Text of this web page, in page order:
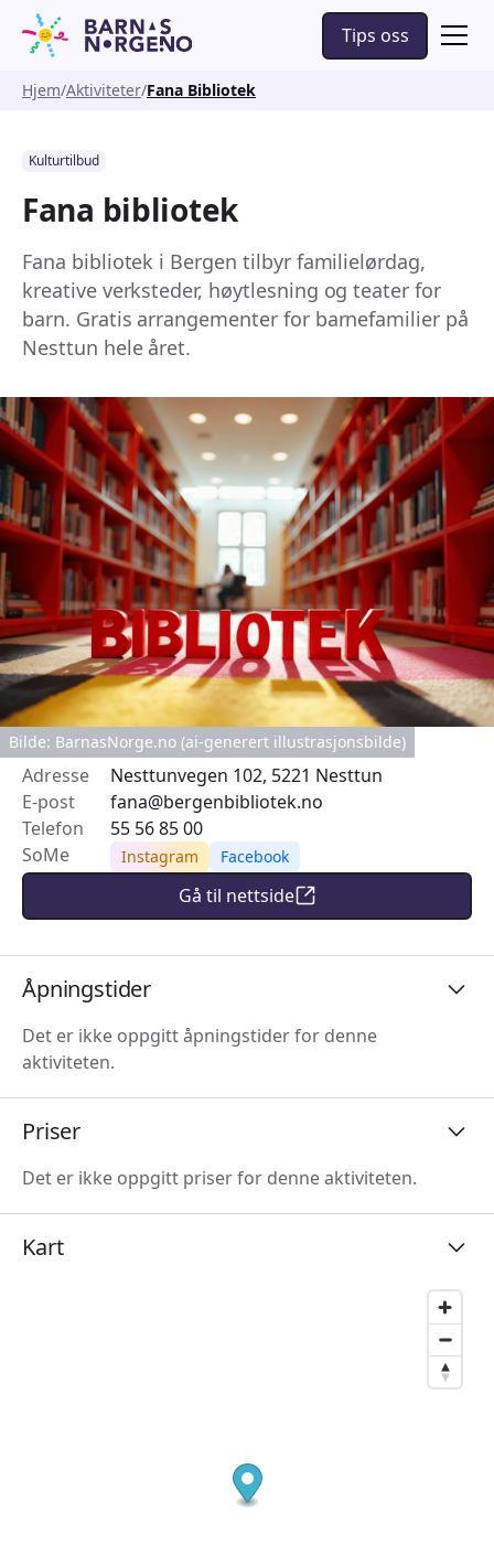
Tips oss
Hjem Aktiviteter Fana Bibliotek
Kulturtilbud
Fana bibliotek
Fana bibliotek i Bergen tilbyr familielørdag,
kreative verksteder, høytlesning og teater for
barn. Gratis arrangementer for barnefamilier på
Nesttun hele året.
Bilde: BarnasNorge.no (ai-generert illustrasjonsbilde)
Adresse
Nesttunvegen 102, 5221 Nesttun
E-post
fana@bergenbibliotek.no
Telefon
55 56 85 00
SoMe
Instagram Facebook
Gå til nettside
Åpningstider
Det er ikke oppgitt åpningstider for denne
aktiviteten.
Priser
Det er ikke oppgitt priser for denne aktiviteten.
Kart